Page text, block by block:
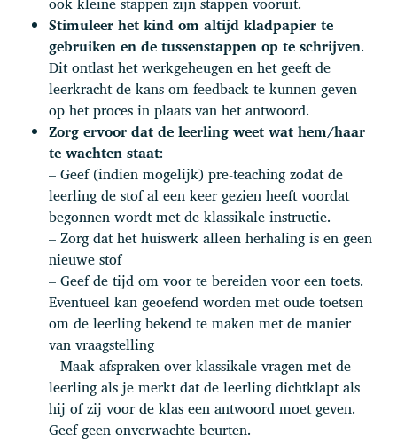
Stimuleer hetkind om altijd kladpapier te
gebruiken en de tussenstappen op te schrijven.
Dit ontlast het werkgeheugen en het geeft de
leerkracht de kans om feedback te kunnen geven
op het proces in plaats van het antwoord.
Zorg ervoor dat de leerling weet wat hem/haar
te wachten staat:
– Geef (indien mogelijk) pre-teaching zodat de
leerling de stof al een keer gezien heeft voordat
begonnen wordt met de klassikale instructie.
– Zorg dat het huiswerk alleen herhaling is en geen
nieuwe stof
– Geef de tijd om voor te bereiden voor een toets.
Eventueel kan geoefend worden met oude toetsen
om de leerling bekend te maken met de manier
van vraagstelling
– Maak afspraken over klassikale vragen met de
leerling als je merkt dat de leerling dichtklapt als
hij of zij voor de klas een antwoord moet geven.
Geef geen onverwachte beurten.